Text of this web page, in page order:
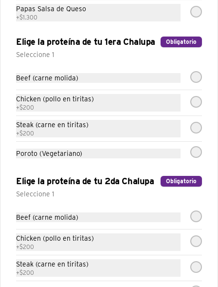
Vegetariana
Tortilla de harina de trigo, con poroto,
Taco Cheesy Double Decker
Vegetariano
Tortilla de maíz cubierta en queso y puré
porotos, envuelta en una tortilla de trigo
con porotos mas lechuga y queso
Vegetariano
Tortilla de trigo con porotos, sour cream,
lechuga, queso cheddar y tomates.
Papas Salsa de Queso
+$1.300
Elige la proteína de tu 1era Chalupa Obligatorio
Seleccione 1
Beef (carne molida)
Chicken (pollo en tiritas)
+$200
Steak (carne en tiritas)
+$200
Poroto (Vegetariano)
Elige la proteína de tu 2da Chalupa Obligatorio
Seleccione 1
Beef (carne molida)
Chicken (pollo en tiritas)
+$200
Steak (carne en tiritas)
+$200